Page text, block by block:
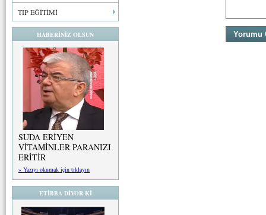
TIP EĞİTİMİ
HABERİNİZ OLSUN
SUDA ERİYEN
VİTAMİNLER PARANIZI
ERİTİR
» Yazıyı okumak için tıklayın
ETİBBA DİYOR Kİ